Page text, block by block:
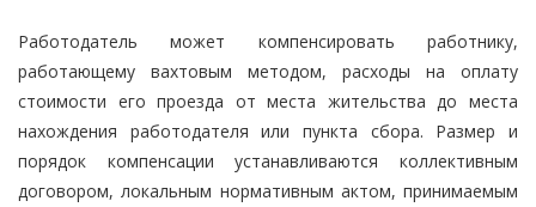
Работодатель может компенсировать работнику,
работающему вахтовым методом, расходы на оплату
стоимости его проезда от места жительства до места
нахождения работодателя или пункта сбора. Размер и
порядок компенсации устанавливаются коллективным
договором, локальным нормативным актом, принимаемым